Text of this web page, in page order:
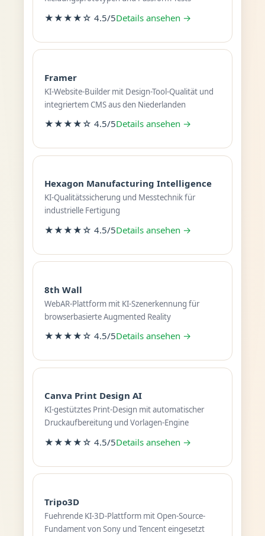
★★★★☆ 4.5/5Details ansehen →
Framer
KI-Website-Builder mit Design-Tool-Qualität und
integriertem CMS aus den Niederlanden
★★★★☆ 4.5/5Details ansehen →
Hexagon Manufacturing Intelligence
KI-Qualitätssicherung und Messtechnik für
industrielle Fertigung
★★★★☆ 4.5/5Details ansehen →
8th Wall
WebAR-Plattform mit KI-Szenerkennung für
browserbasierte Augmented Reality
★★★★☆ 4.5/5Details ansehen →
Canva Print Design AI
KI-gestütztes Print-Design mit automatischer
Druckaufbereitung und Vorlagen-Engine
★★★★☆ 4.5/5Details ansehen →
Tripo3D
Fuehrende KI-3D-Plattform mit Open-Source-
Fundament von Sony und Tencent eingesetzt